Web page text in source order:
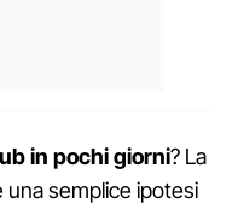
in pochi giorni? La
semplice ipotesi